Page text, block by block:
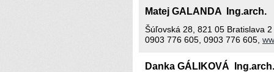
Matej GALANDA Ing.arch.
Šúľovská 28, 821 05 Bratislava 2
0903 776 605, 0903 776 605,
Danka GÁLIKOVÁ